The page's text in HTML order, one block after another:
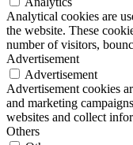
Analytical cookies are
the website. These
number of visitors,
Advertisement
Advertisement
Advertisement cookies
and marketing
websites and collect
Others